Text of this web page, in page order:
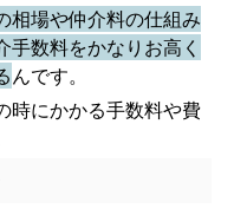
相場や仲介料の仕組み
手数料をかなりお高く
んです。
時にかかる手数料や費